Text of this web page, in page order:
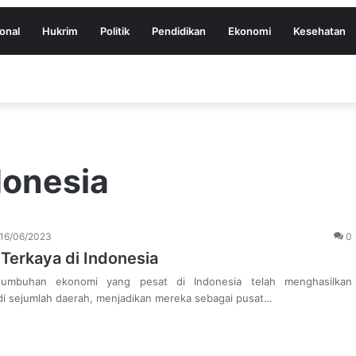
Hukrim Politik Pendidikan Ekonomi Kesehatan
06/2023 0
di Indonesia
ekonomi yang pesat di Indonesia telah menghasilkan
sejumlah daerah, menjadikan mereka sebagai pusat…